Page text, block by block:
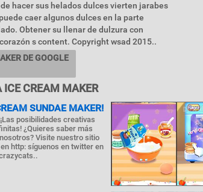
hacer sus helados dulces vierten jarabes
caer algunos dulces en la parte
Obtener su llenar de dulzura con
s content. Copyright wsad 2015..
DE GOOGLE
CREAM MAKER
SUNDAE MAKER!
¡Las posibilidades creativas
¿Quieres saber más
Visite nuestro sitio
http: síguenos en twitter en